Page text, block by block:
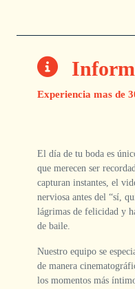
Experiencia mas de
El día de tu boda es
que merecen ser
capturan instantes, el
nerviosa antes del “sí,
lágrimas de felicidad y
de baile.
Nuestro equipo se
de manera
los momentos más